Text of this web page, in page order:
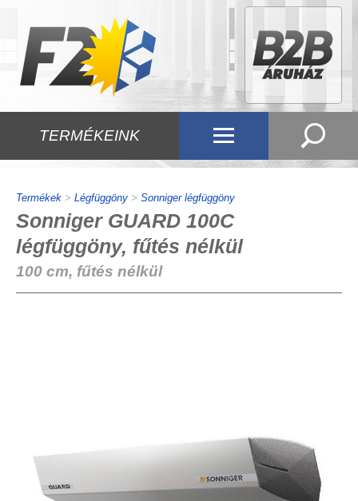
TERMÉKEINK
Termékek > Légfüggöny > Sonniger légfüggöny
Sonniger GUARD 100C
légfüggöny, fűtés nélkül
100 cm, fűtés nélkül